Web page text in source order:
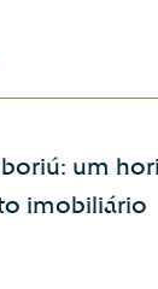
um
imobiliário